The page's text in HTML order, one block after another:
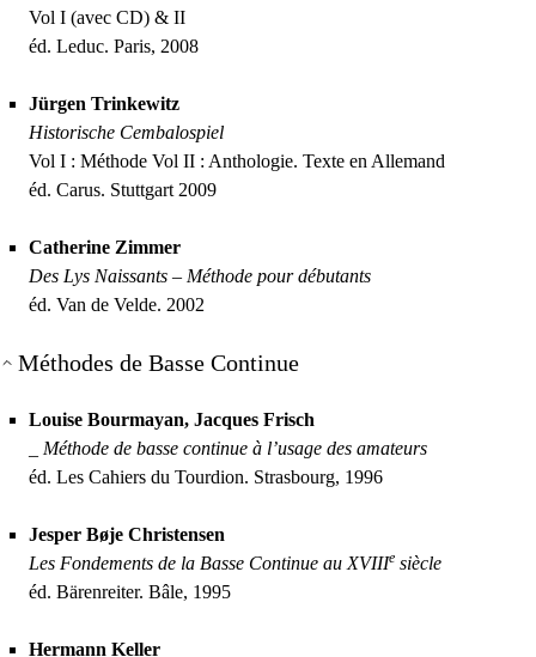
Vol I (avec CD) & II
éd. Leduc. Paris, 2008
Jürgen Trinkewitz
Historische Cembalospiel
Vol I : Méthode Vol II : Anthologie. Texte en Allemand
éd. Carus. Stuttgart 2009
Catherine Zimmer
Des Lys Naissants – Méthode pour débutants
éd. Van de Velde. 2002
Méthodes de Basse Continue
Louise Bourmayan, Jacques Frisch
Méthode de basse continue à l’usage des amateurs
éd. Les Cahiers du Tourdion. Strasbourg, 1996
Jesper Bøje Christensen
Les Fondements de la Basse Continue au XVIIIe siècle
éd. Bärenreiter. Bâle, 1995
Hermann Keller